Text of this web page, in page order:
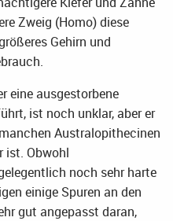
Zweig (Homo) diese
Gehirn und
eine ausgestorbene
ist noch unklar, aber er
Australopithecinen
ist. Obwohl
noch sehr harte
einige Spuren an den
gut angepasst daran,